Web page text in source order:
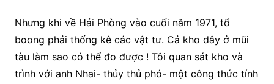
Nhưng khi về Hải Phòng vào cuối năm 1971, tổ
boong phải thống kê các vật tư. Cả kho dây ở mũi
tàu làm sao có thể đo được ! Tôi quan sát kho và
trình với anh Nhai- thủy thủ phó- một công thức tính